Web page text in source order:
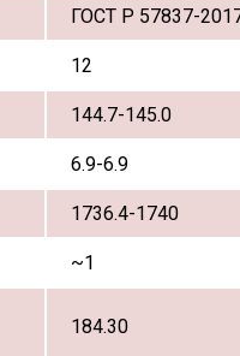
ГОСТ Р 57837-
12
144.7-145.0
6.9-6.9
1736.4-1740
~1
184.30